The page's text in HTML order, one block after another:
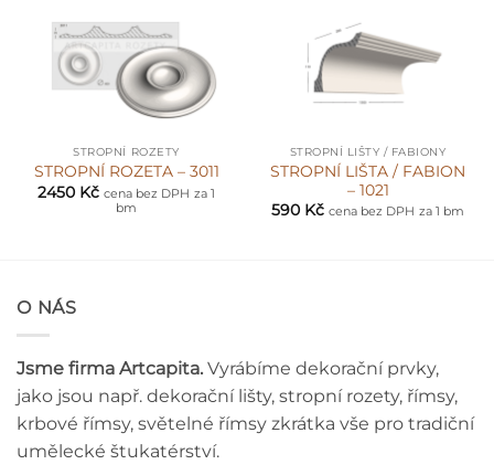
STROPNÍ ROZETY
STROPNÍ ROZETA – 3011
2450 Kč cena bez DPH za 1
bm
STROPNÍ LIŠTY / FABIONY
STROPNÍ LIŠTA / FABION
– 1021
590 Kč cena bez DPH za 1 bm
O NÁS
Jsme firma Artcapita. Vyrábíme dekorační prvky,
jako jsou např. dekorační lišty, stropní rozety, římsy,
krbové římsy, světelné římsy zkrátka vše pro tradiční
umělecké štukatérství.